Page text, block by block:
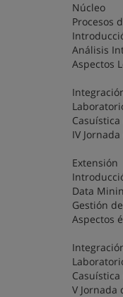
Núcleo
Procesos
Análisis
Aspectos
IV
Extensión
Data
Gestión
Aspectos
V Jornada